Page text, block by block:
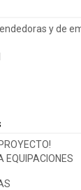
y de
EQUIPACIONES